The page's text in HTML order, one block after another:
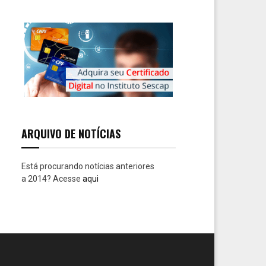
h
f
o
E
R
C
ARQUIVO DE NOTÍCIAS
Está procurando notícias anteriores
a 2014? Acesse aqui